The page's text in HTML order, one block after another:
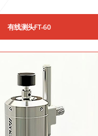
有线测头FT-60